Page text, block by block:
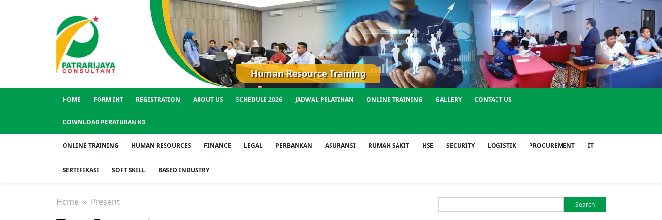
Human Resource Training
HOME FORM IHT REGISTRATION ABOUT US SCHEDULE 2026 JADWAL PELATIHAN ONLINE TRAINING GALLERY CONTACT US
DOWNLOAD PERATURAN K3
ONLINE TRAINING HUMAN RESOURCES FINANCE LEGAL PERBANKAN ASURANSI RUMAH SAKIT HSE SECURITY LOGISTIK PROCUREMENT IT
SERTIFIKASI SOFT SKILL BASED INDUSTRY
Home » Present
for: